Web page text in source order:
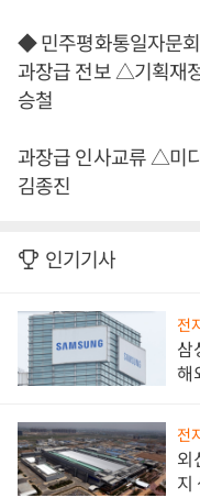
◆ 민주평화통일자문
과장급 전보 △기획재
승철
과장급 인사교류 △미
김종진
인기기사
전
삼
해
전
외
지